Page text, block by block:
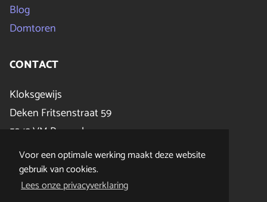
Voor een optimale werking maakt deze website
gebruik van cookies.
Lees onze privacyverklaring
Blog
Domtoren
CONTACT
Kloksgewijs
Deken Fritsenstraat 59
5243 VM Rosmalen
info@kloksgewijs.nl
T:073 851 37 48